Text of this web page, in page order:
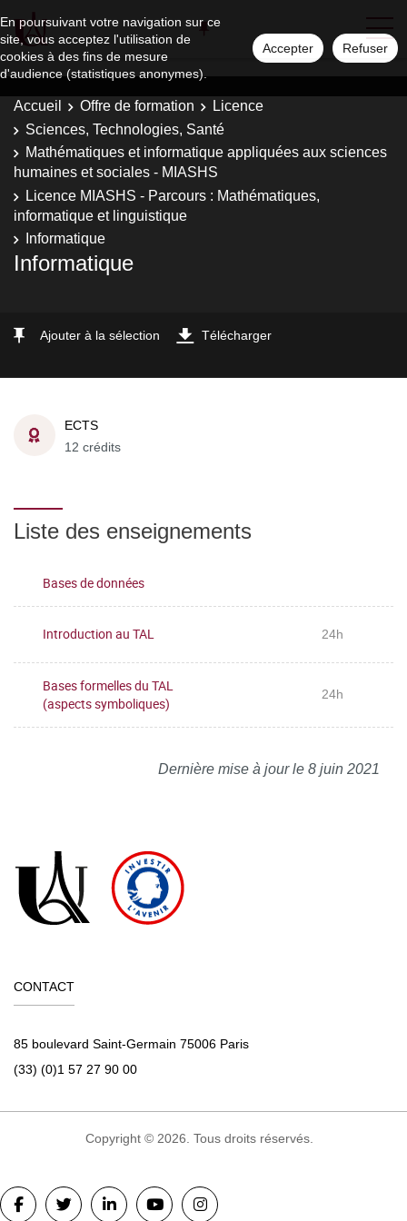
En poursuivant votre navigation sur ce
site, vous acceptez l'utilisation de
cookies à des fins de mesure
d'audience (statistiques anonymes).
Accepter Refuser
Accueil Offre de formation
Licence
Sciences, Technologies, Santé
Mathématiques et informatique appliquées aux sciences
humaines et sociales - MIASHS
Licence MIASHS - Parcours : Mathématiques,
informatique et linguistique
Informatique
Informatique
Ajouter à la sélection Télécharger
ECTS
12 crédits
Liste des enseignements
Bases de données
Introduction au TAL 24h
Bases formelles du TAL
(aspects symboliques)
24h
Dernière mise à jour le 8 juin 2021
CONTACT
85 boulevard Saint-Germain 75006 Paris
(33) (0)1 57 27 90 00
Copyright © 2026. Tous droits réservés.